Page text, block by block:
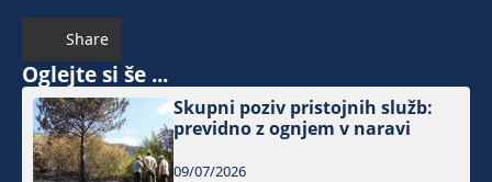
Share
Oglejte si še ...
Skupni poziv pristojnih služb:
previdno z ognjem v naravi
09/07/2026